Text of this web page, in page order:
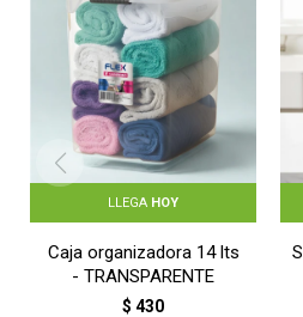
LLEGA HOY
Caja organizadora 14 lts
- TRANSPARENTE
$ 430